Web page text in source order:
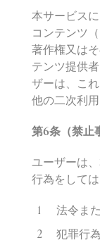
本サービス
コンテンツ
著作権又は
テンツ提供
ザーは、こ
他の二次利
第6条（禁止
ユーザーは
行為をして
法令ま
犯罪行